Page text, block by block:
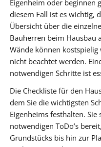
Eigenheim oder beginnen
diesem Fall ist es wichtig,
Übersicht über die
Bauherren beim Hausbau
Wände können
nicht beachtet werden.
notwendigen Schritte ist
Die Checkliste für den
dem Sie die wichtigsten
Eigenheims festhalten.
notwendigen ToDo’s
Grundstücks bis hin zur